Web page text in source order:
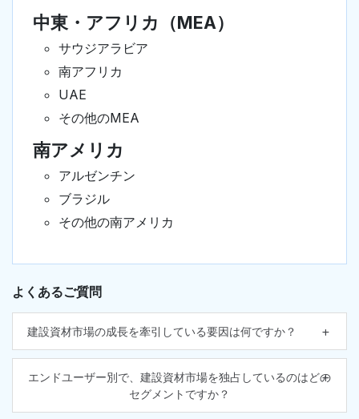
中東・アフリカ（MEA）
サウジアラビア
南アフリカ
UAE
その他のMEA
南アメリカ
アルゼンチン
ブラジル
その他の南アメリカ
よくあるご質問
建設資材市場の成長を牽引している要因は何ですか？
エンドユーザー別で、建設資材市場を独占しているのはどの
セグメントですか？